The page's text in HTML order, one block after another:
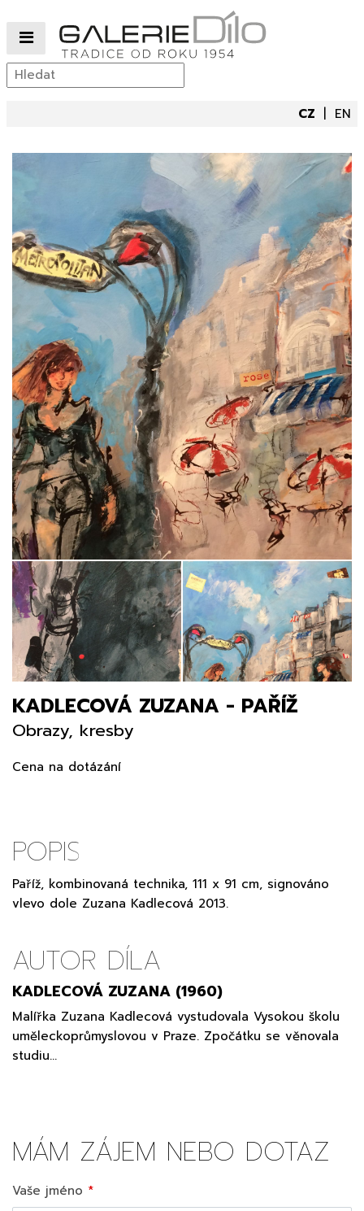
CZ EN
KADLECOVÁ ZUZANA - PAŘÍŽ
Obrazy, kresby
Cena na dotázání
POPIS
Paříž, kombinovaná technika, 111 x 91 cm, signováno
vlevo dole Zuzana Kadlecová 2013.
AUTOR DÍLA
KADLECOVÁ ZUZANA (1960)
Malířka Zuzana Kadlecová vystudovala Vysokou školu
uměleckoprůmyslovou v Praze. Zpočátku se věnovala
studiu…
MÁM ZÁJEM NEBO DOTAZ
Vaše jméno